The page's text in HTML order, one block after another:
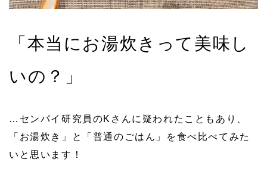
「本当にお湯炊きって美味し
いの？」
…センパイ研究員のKさんに疑われたこともあり、
「お湯炊き」と「普通のごはん」を食べ比べてみた
いと思います！